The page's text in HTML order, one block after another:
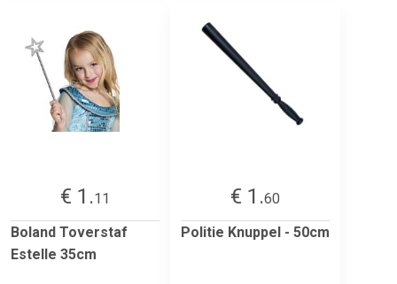
€ 1.11
Boland Toverstaf
Estelle 35cm
€ 1.60
Politie Knuppel - 50cm